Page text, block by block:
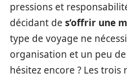
pressions et
décidant de s’offrir une
type de voyage ne
organisation et un peu
hésitez encore ? Les trois